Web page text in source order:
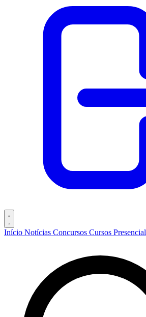
Início Notícias Concursos Cursos Presencial